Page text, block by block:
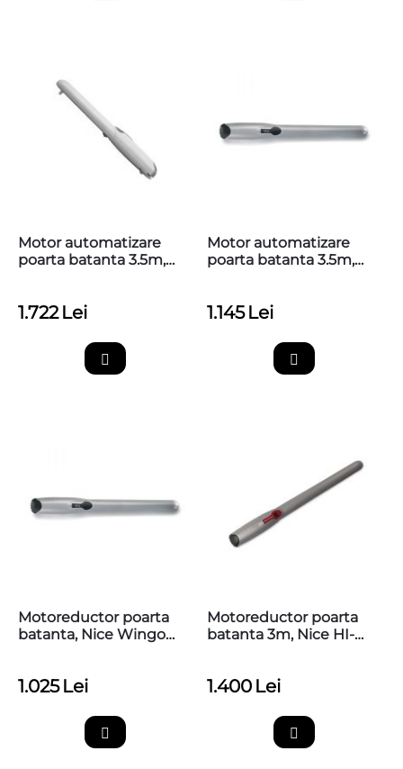
Motor automatizare
poarta batanta 3.5m,
1.722 Lei
Motor automatizare
poarta batanta 3.5m,
1.145 Lei
Motoreductor poarta
batanta, Nice Wingo
1.025 Lei
Motoreductor poarta
batanta 3m, Nice HI-
1.400 Lei